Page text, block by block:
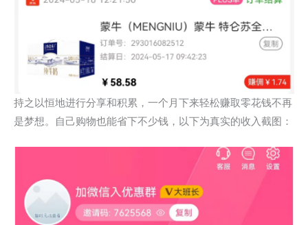
持之以恒地进行分享和积累，一个月下来轻松赚取零花钱不再
是梦想。自己购物也能省下不少钱，以下为真实的收入截图：